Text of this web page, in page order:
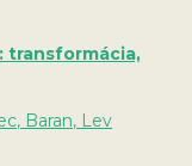
transformácia,
Baran, Lev